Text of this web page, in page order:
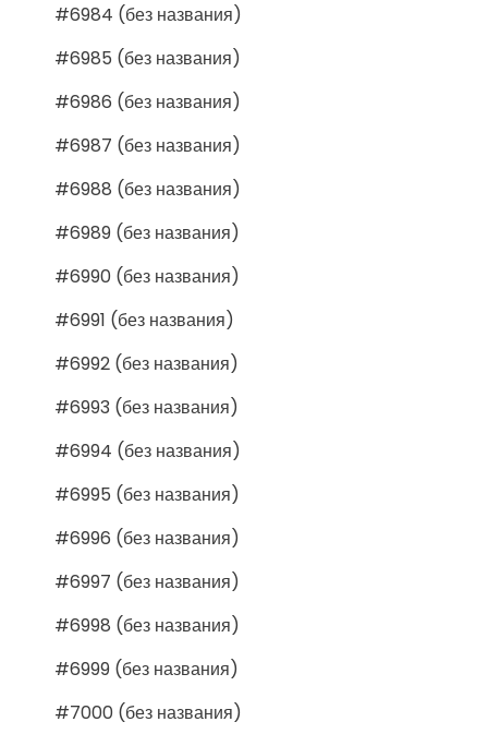
#6984 (без названия)
#6985 (без названия)
#6986 (без названия)
#6987 (без названия)
#6988 (без названия)
#6989 (без названия)
#6990 (без названия)
#6991 (без названия)
#6992 (без названия)
#6993 (без названия)
#6994 (без названия)
#6995 (без названия)
#6996 (без названия)
#6997 (без названия)
#6998 (без названия)
#6999 (без названия)
#7000 (без названия)